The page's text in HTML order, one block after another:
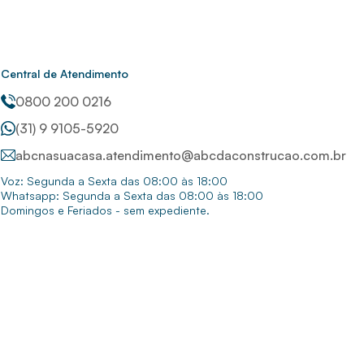
Central de Atendimento
0800 200 0216
(31) 9 9105-5920
abcnasuacasa.atendimento@abcdaconstrucao.com.br
Voz: Segunda a Sexta das 08:00 às 18:00
Whatsapp: Segunda a Sexta das 08:00 às 18:00
Domingos e Feriados - sem expediente.